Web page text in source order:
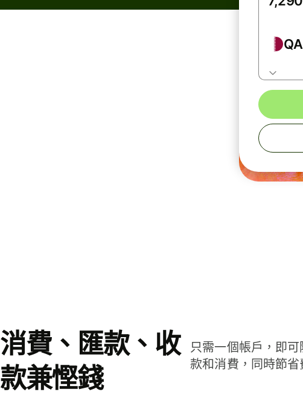
消費、匯款、收
款兼慳錢
只需一個帳戶，即
款和消費，同時節省